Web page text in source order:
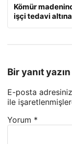
Kömür
işçi tedavi altına
Bir yanıt yazın
E-posta
ile
Yorum *